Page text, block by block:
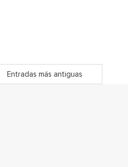
Entradas más antiguas